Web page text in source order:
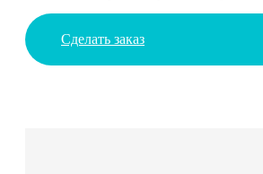
Сделать заказ